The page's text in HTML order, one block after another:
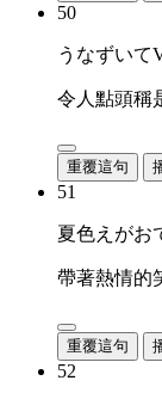
50
うなずいて
令人點頭稱
重覆這句
51
夏色えがお
帶著熱情的
重覆這句
52